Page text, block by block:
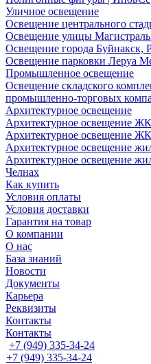
Уличное освещение
Освещение центрального
Освещение улицы
Освещение города Буйнакск,
Освещение парковки Леруа
Промышленное освещение
Освещение складского
промышленно-торговых
Архитектурное освещение
Архитектурное освещение
Архитектурное освещение
Архитектурное освещение
Архитектурное освещение
Челнах
Как купить
Условия оплаты
Условия доставки
Гарантия на товар
О компании
О нас
База знаний
Новости
Документы
Карьера
Реквизиты
Контакты
Контакты
+7 (949) 335-34-24
+7 (949) 335-34-24